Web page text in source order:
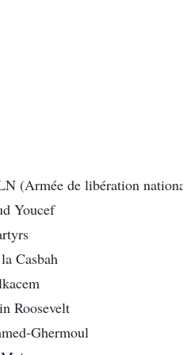
(Armée de libération
Youcef
Casbah
Roosevelt
Ghermoul